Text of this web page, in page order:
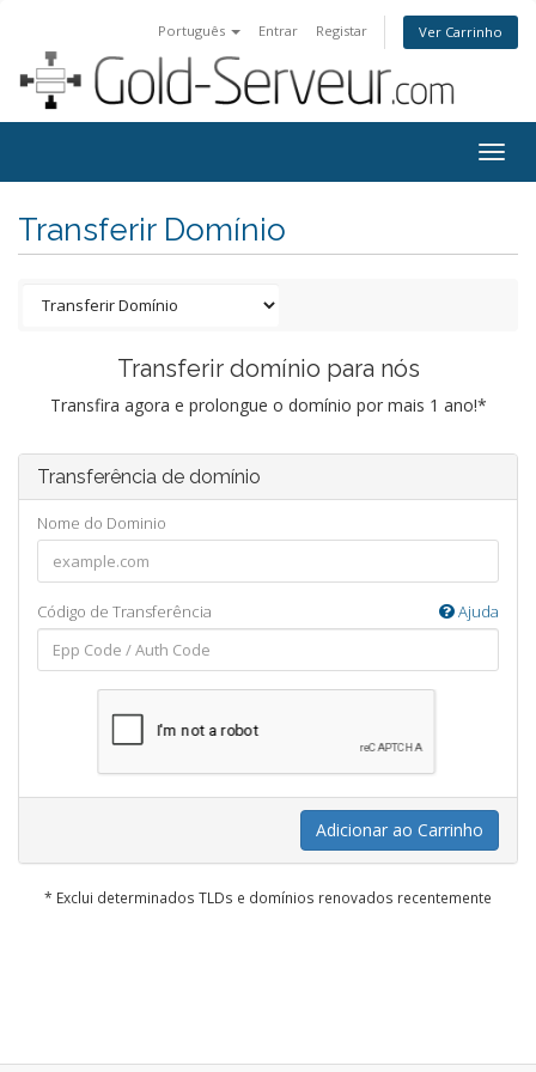
Português Entrar Registar Ver Carrinho
Transferir Domínio
Transferir domínio para nós
Transfira agora e prolongue o domínio por mais 1 ano!*
Transferência de domínio
Nome do Dominio
Código de Transferência Ajuda
Adicionar ao Carrinho
* Exclui determinados TLDs e domínios renovados recentemente